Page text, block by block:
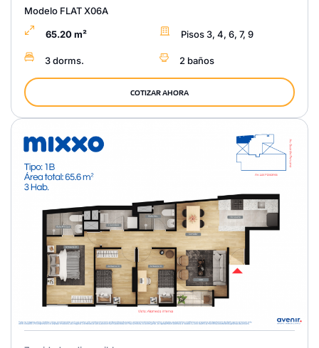
Modelo FLAT X06A
65.20 m² Pisos 3, 4, 6, 7, 9
3 dorms. 2 baños
COTIZAR AHORA